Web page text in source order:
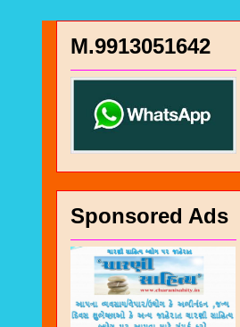
M.9913051642
Sponsored Ads